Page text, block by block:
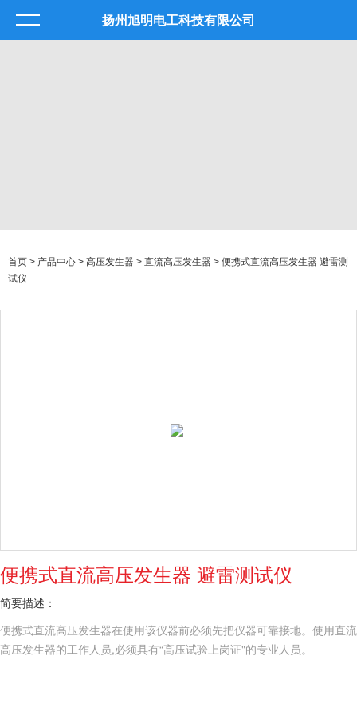
扬州旭明电工科技有限公司
首页 > 产品中心 > 高压发生器 > 直流高压发生器 > 便携式直流高压发生器 避雷测
试仪
便携式直流高压发生器 避雷测试仪
简要描述：
便携式直流高压发生器在使用该仪器前必须先把仪器可靠接地。使用直流
高压发生器的工作人员,必须具有“高压试验上岗证"的专业人员。